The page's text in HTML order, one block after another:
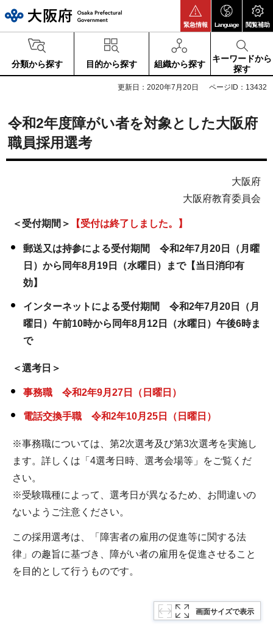
緊急情報 Language 閲覧補助
分類から探す 目的から探す 組織から探す
キーワードから
探す
更新日：2020年7月20日 ページID：13432
令和2年度障がい者を対象とした大阪府
職員採用選考
大阪府
大阪府教育委員会
＜受付期間＞ 【受付は終了しました。】
郵送又は持参による受付期間 令和2年7月20日（月曜
日）から同年8月19日（水曜日）まで【当日消印有
効】
インターネットによる受付期間 令和2年7月20日（月
曜日）午前10時から同年8月12日（水曜日）午後6時ま
で
＜選考日＞
事務職 令和2年9月27日（日曜日）
電話交換手職 令和2年10月25日（日曜日）
※事務職については、第2次選考及び第3次選考を実施し
ます。詳しくは「4選考日時、選考会場等」をご覧くだ
さい。
※受験職種によって、選考日が異なるため、お間違いの
ないようご注意ください。
この採用選考は、「障害者の雇用の促進等に関する法
律」の趣旨に基づき、障がい者の雇用を促進させること
を目的として行うものです。
画面サイズで表示